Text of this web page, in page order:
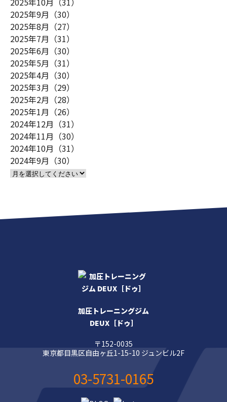
2025年9月（30）
2025年8月（27）
2025年7月（31）
2025年6月（30）
2025年5月（31）
2025年4月（30）
2025年3月（29）
2025年2月（28）
2025年1月（26）
2024年12月（31）
2024年11月（30）
2024年10月（31）
2024年9月（30）
加圧トレーニングジム
DEUX［ドゥ］
〒152-0035
東京都目黒区自由ヶ丘1-15-10 ジュンビル2F
03-5731-0165